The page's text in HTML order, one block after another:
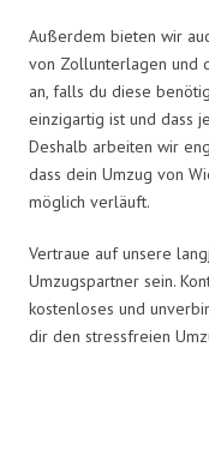
Außerdem bieten wir
von Zollunterlagen und
an, falls du diese
einzigartig ist und dass
Deshalb arbeiten wir
dass dein Umzug von
möglich verläuft.
Vertraue auf unsere
Umzugspartner sein.
kostenloses und
dir den stressfreien